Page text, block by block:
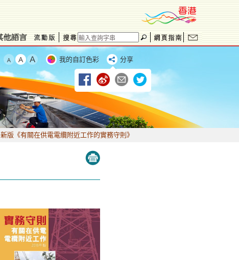
我的自訂色彩 分享
新版《有關在供電電纜附近工作的實務守則》